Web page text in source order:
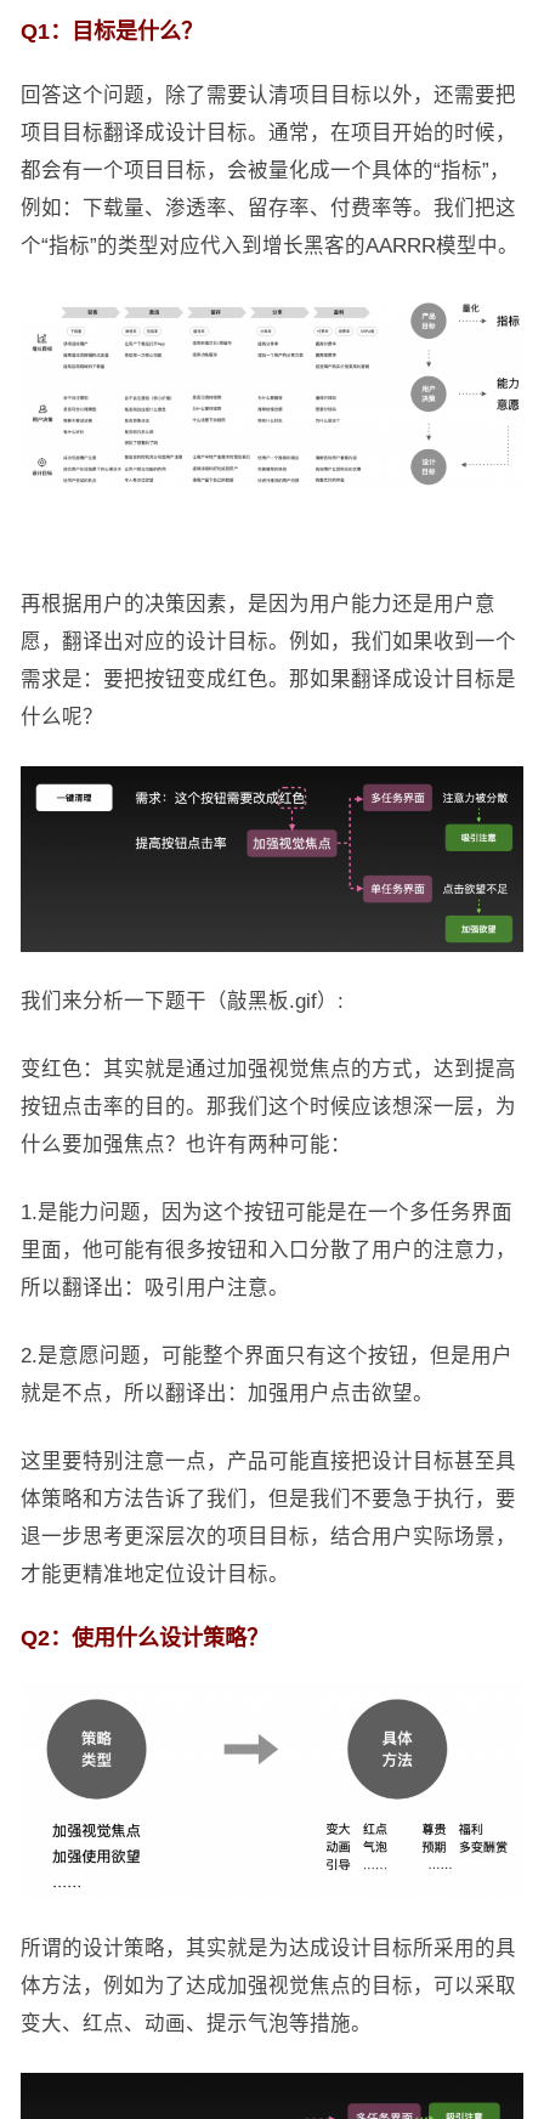
Q1：目标是什么？
回答这个问题，除了需要认清项目目标以外，还需要把
项目目标翻译成设计目标。通常，在项目开始的时候，
都会有一个项目目标，会被量化成一个具体的“指标”，
例如：下载量、渗透率、留存率、付费率等。我们把这
个“指标”的类型对应代入到增长黑客的AARRR模型中。
再根据用户的决策因素，是因为用户能力还是用户意
愿，翻译出对应的设计目标。例如，我们如果收到一个
需求是：要把按钮变成红色。那如果翻译成设计目标是
什么呢？
我们来分析一下题干（敲黑板.gif）:
变红色：其实就是通过加强视觉焦点的方式，达到提高
按钮点击率的目的。那我们这个时候应该想深一层，为
什么要加强焦点？也许有两种可能：
1.是能力问题，因为这个按钮可能是在一个多任务界面
里面，他可能有很多按钮和入口分散了用户的注意力，
所以翻译出：吸引用户注意。
2.是意愿问题，可能整个界面只有这个按钮，但是用户
就是不点，所以翻译出：加强用户点击欲望。
这里要特别注意一点，产品可能直接把设计目标甚至具
体策略和方法告诉了我们，但是我们不要急于执行，要
退一步思考更深层次的项目目标，结合用户实际场景，
才能更精准地定位设计目标。
Q2：使用什么设计策略？
所谓的设计策略，其实就是为达成设计目标所采用的具
体方法，例如为了达成加强视觉焦点的目标，可以采取
变大、红点、动画、提示气泡等措施。